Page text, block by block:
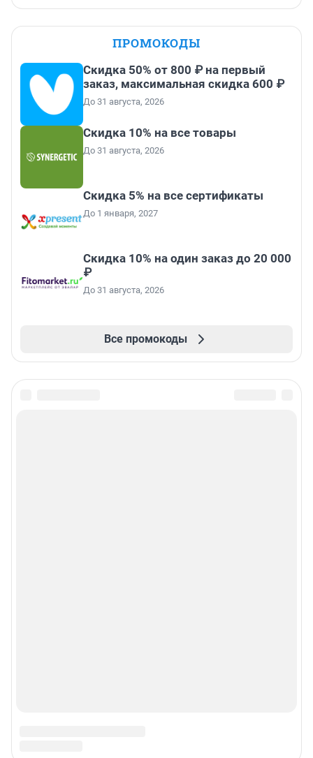
ПРОМОКОДЫ
Скидка 50% от 800 ₽ на первый
заказ, максимальная скидка 600 ₽
До 31 августа, 2026
Скидка 10% на все товары
До 31 августа, 2026
Скидка 5% на все сертификаты
До 1 января, 2027
Скидка 10% на один заказ до 20 000
₽
До 31 августа, 2026
Все промокоды